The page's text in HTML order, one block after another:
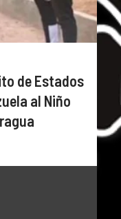
de Estados
al Niño